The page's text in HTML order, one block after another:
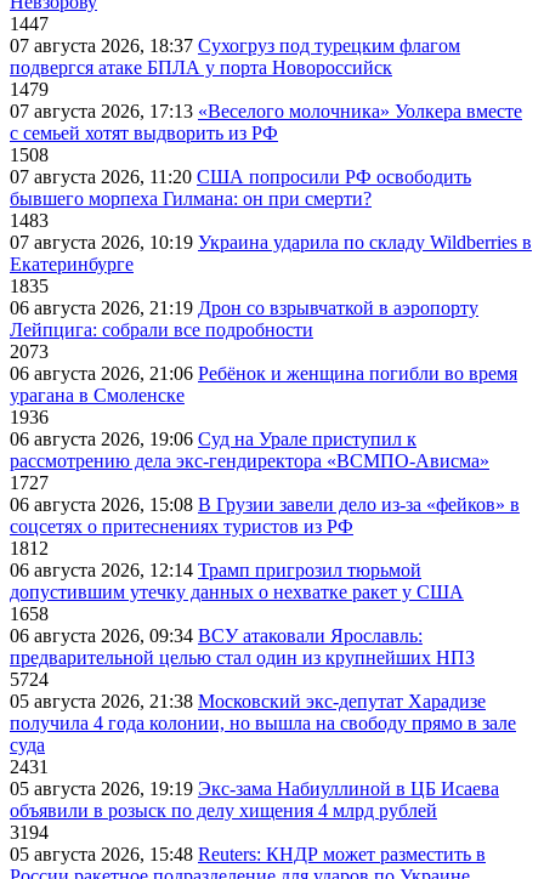
1447
07 августа 2026, 18:37 Сухогруз под турецким флагом
подвергся атаке БПЛА у порта Новороссийск
1479
07 августа 2026, 17:13 «Веселого молочника» Уолкера вместе
с семьей хотят выдворить из РФ
1508
07 августа 2026, 11:20 США попросили РФ освободить
бывшего морпеха Гилмана: он при смерти?
1483
07 августа 2026, 10:19 Украина ударила по складу Wildberries в
Екатеринбурге
1835
06 августа 2026, 21:19 Дрон со взрывчаткой в аэропорту
Лейпцига: собрали все подробности
2073
06 августа 2026, 21:06 Ребёнок и женщина погибли во время
урагана в Смоленске
1936
06 августа 2026, 19:06 Суд на Урале приступил к
рассмотрению дела экс-гендиректора «ВСМПО-Ависма»
1727
06 августа 2026, 15:08 В Грузии завели дело из-за «фейков» в
соцсетях о притеснениях туристов из РФ
1812
06 августа 2026, 12:14 Трамп пригрозил тюрьмой
допустившим утечку данных о нехватке ракет у США
1658
06 августа 2026, 09:34 ВСУ атаковали Ярославль:
предварительной целью стал один из крупнейших НПЗ
5724
05 августа 2026, 21:38 Московский экс-депутат Харадизе
получила 4 года колонии, но вышла на свободу прямо в зале
суда
2431
05 августа 2026, 19:19 Экс-зама Набиуллиной в ЦБ Исаева
объявили в розыск по делу хищения 4 млрд рублей
3194
05 августа 2026, 15:48 Reuters: КНДР может разместить в